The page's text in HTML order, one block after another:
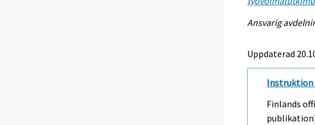
Ansvarig
Uppdaterad
Instruktion
Finlands